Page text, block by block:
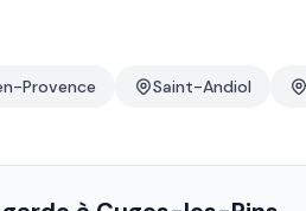
Provence Saint-Andiol